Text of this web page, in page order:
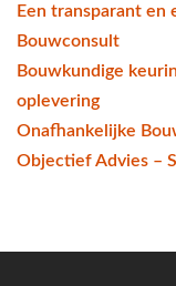
Een transparant en
Bouwconsult
Bouwkundige
oplevering
Onafhankelijke
Objectief Advies –